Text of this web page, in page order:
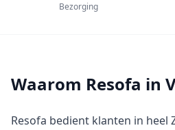
Bezorging
Waarom Resofa in
Resofa bedient klanten in heel